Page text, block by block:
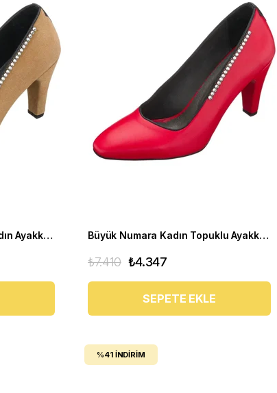
Büyük Numara Topuklu Kadın Ayakkabı AYS7986 Kum Büyük Numara Kadın Topuklu Ayakkabı AYS7986 Kırmızı
₺4.347
₺7.410
SEPETE EKLE
%41 İNDIRIM